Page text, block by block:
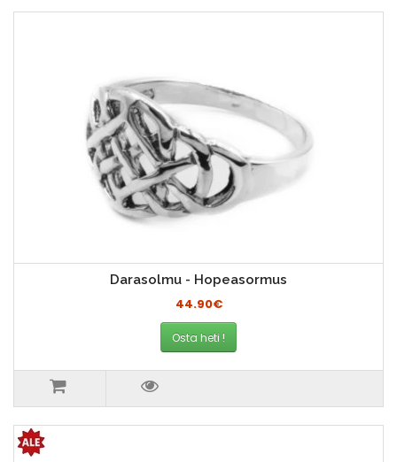
Darasolmu - Hopeasormus
44.90€
Osta heti !